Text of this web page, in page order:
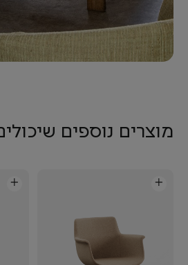
מוצרים נוספים
+
+